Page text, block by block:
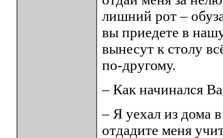
лишний рот –
вы приедете в
вынесут к столу
по-другому.
– Как начинался
– Я уехал из дома
отдадите меня